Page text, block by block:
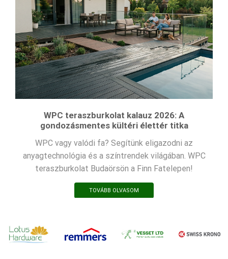
WPC teraszburkolat kalauz 2026: A
gondozásmentes kültéri élettér titka
WPC vagy valódi fa? Segítünk eligazodni az
anyagtechnológia és a színtrendek világában. WPC
teraszburkolat Budaörsön a Finn Fatelepen!
TOVÁBB OLVASOM